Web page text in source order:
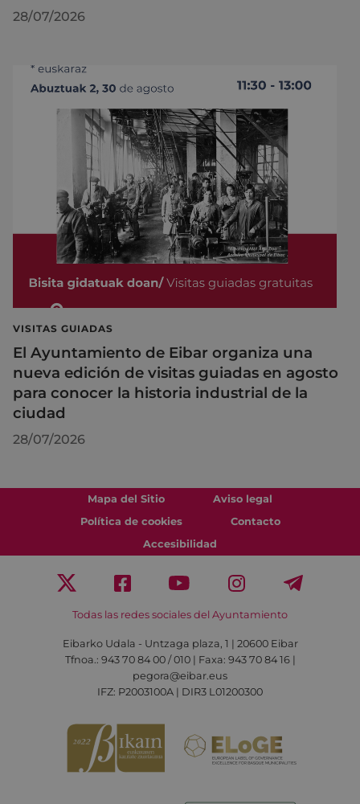
28/07/2026
VISITAS GUIADAS
El Ayuntamiento de Eibar organiza una
nueva edición de visitas guiadas en agosto
para conocer la historia industrial de la
ciudad
28/07/2026
Mapa del Sitio
Aviso legal
Política de cookies
Contacto
Accesibilidad
Todas las redes sociales del Ayuntamiento
Eibarko Udala - Untzaga plaza, 1 | 20600 Eibar
Tfnoa.: 943 70 84 00 / 010 | Faxa: 943 70 84 16 |
pegora@eibar.eus
IFZ: P2003100A | DIR3 L01200300